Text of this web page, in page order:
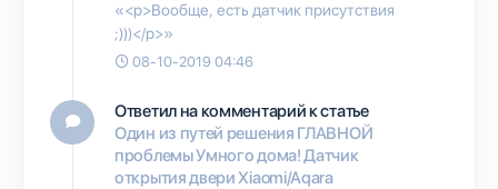
«<p>Вообще, есть датчик присутствия
;)))</p>»
08-10-2019 04:46
Ответил на комментарий к статье
Один из путей решения ГЛАВНОЙ
проблемы Умного дома! Датчик
открытия двери Xiaomi/Aqara